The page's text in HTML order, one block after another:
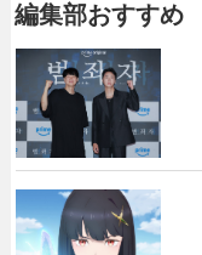
編集部おすすめ